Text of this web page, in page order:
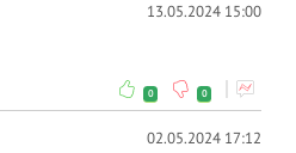
13.05.2024 15:00
0 0
02.05.2024 17:12